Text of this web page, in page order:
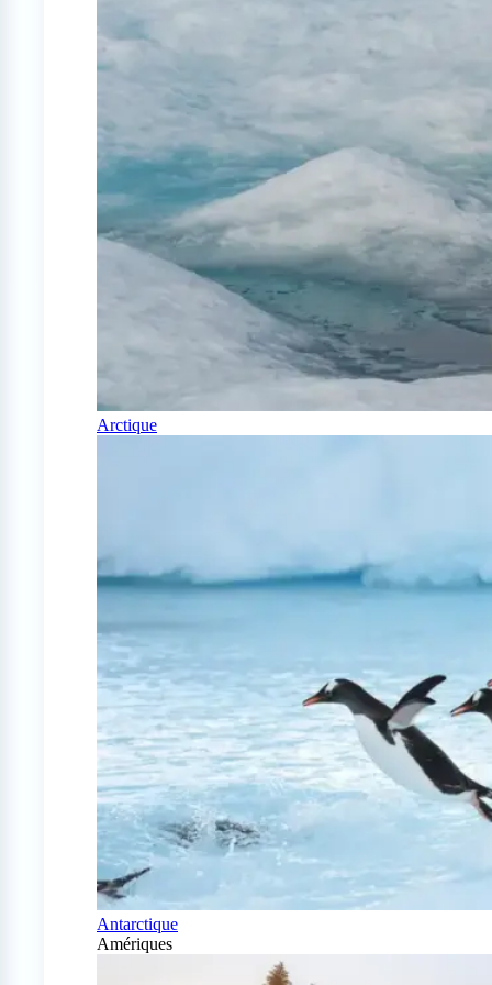
Arctique
Antarctique
Amériques